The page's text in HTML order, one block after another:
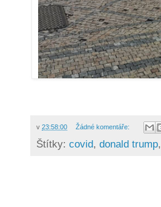
v 23:58:00 Žádné komentáře:
Štítky: covid, donald trump,